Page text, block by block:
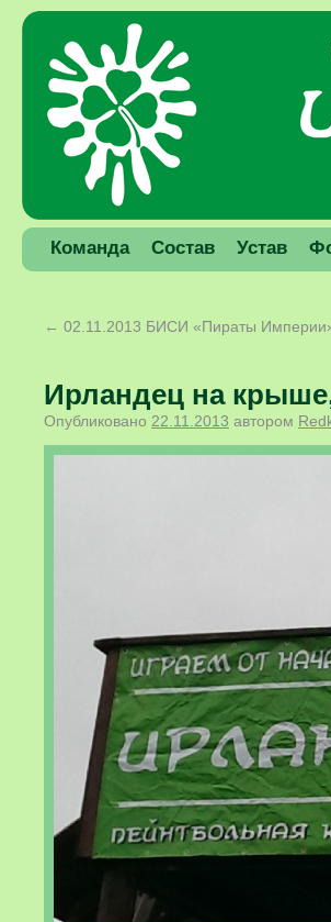
Команда Состав Устав
← 02.11.2013 БИСИ «Пираты
Ирландец на
Опубликовано 22.11.2013 автором